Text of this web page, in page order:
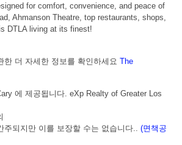
for comfort, convenience, and peace of
Ahmanson Theatre, top restaurants, shops,
DTLA living at its finest!
한 더 자세한 정보를 확인하세요 The
에 제공됩니다. eXp Realty of Greater Los
주되지만 이를 보장할 수는 없습니다.. (면책공